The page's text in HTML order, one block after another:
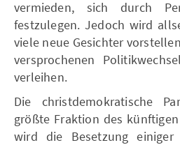
vermieden, sich durch
festzulegen. Jedoch wird
viele neue Gesichter
versprochenen
verleihen.
Die christdemokratische
größte Fraktion des
wird die Besetzung einiger